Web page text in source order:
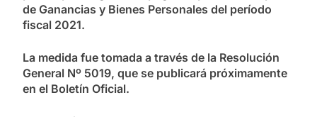
de Ganancias y Bienes Personales del período
fiscal 2021.
La medida fue tomada a través de la Resolución
General Nº 5019, que se publicará próximamente
en el Boletín Oficial.